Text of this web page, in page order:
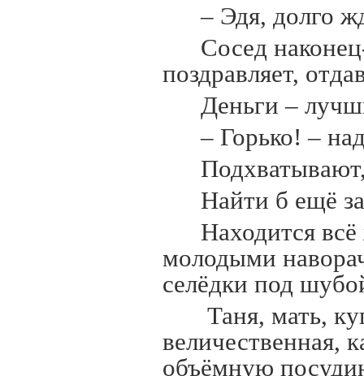
– Эдя, долго
Сосед
поздравляет,
Деньги –
– Горько! –
Найти б ещё
Находится
молодыми
селёдки под
Таня, мать,
величественная,
объёмную